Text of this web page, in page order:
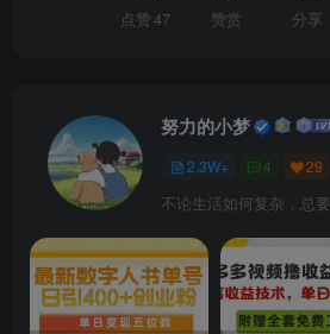
点赞47 赞赏 分享
努力的小梦
2.3W+ 4 29
不论生活如何复杂，总